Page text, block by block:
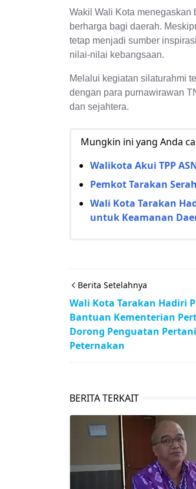
Wakil Wali Kota
berharga bagi daerah.
tetap menjadi sumber
nilai-nilai kebangsaan.
Melalui kegiatan silaturahmi
dengan para purnawirawan
dan sejahtera.
Mungkin ini yang Anda
Walikota Akui TPP
Pemkot Tarakan
Wali Kota Tarakan
untuk Keamanan
Berita Setelahnya
Wali Kota Tarakan Hadiri
Bantuan Kementerian
Dorong Penguatan
Peternakan
BERITA TERKAIT